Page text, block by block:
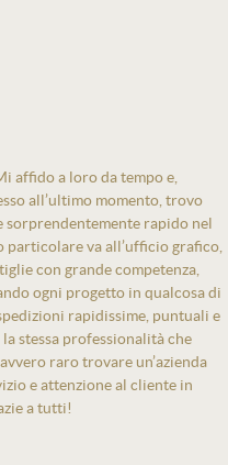
affido a loro da tempo e,
all’ultimo momento, trovo
sorprendentemente rapido nel
va all’ufficio grafico,
con grande competenza,
ogni progetto in qualcosa di
rapidissime, puntuali e
stessa professionalità che
raro trovare un’azienda
e attenzione al cliente in
a tutti!